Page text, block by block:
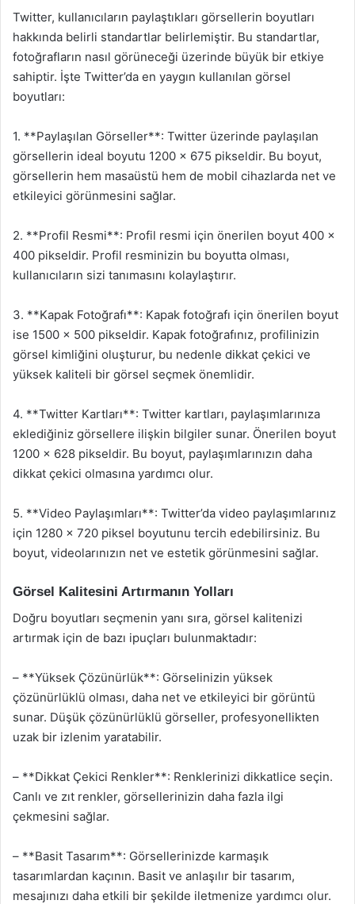
Twitter, kullanıcıların paylaştıkları görsellerin boyutları
hakkında belirli standartlar belirlemiştir. Bu standartlar,
fotoğrafların nasıl görüneceği üzerinde büyük bir etkiye
sahiptir. İşte Twitter’da en yaygın kullanılan görsel
boyutları:
1. **Paylaşılan Görseller**: Twitter üzerinde paylaşılan
görsellerin ideal boyutu 1200 x 675 pikseldir. Bu boyut,
görsellerin hem masaüstü hem de mobil cihazlarda net ve
etkileyici görünmesini sağlar.
2. **Profil Resmi**: Profil resmi için önerilen boyut 400 x
400 pikseldir. Profil resminizin bu boyutta olması,
kullanıcıların sizi tanımasını kolaylaştırır.
3. **Kapak Fotoğrafı**: Kapak fotoğrafı için önerilen boyut
ise 1500 x 500 pikseldir. Kapak fotoğrafınız, profilinizin
görsel kimliğini oluşturur, bu nedenle dikkat çekici ve
yüksek kaliteli bir görsel seçmek önemlidir.
4. **Twitter Kartları**: Twitter kartları, paylaşımlarınıza
eklediğiniz görsellere ilişkin bilgiler sunar. Önerilen boyut
1200 x 628 pikseldir. Bu boyut, paylaşımlarınızın daha
dikkat çekici olmasına yardımcı olur.
5. **Video Paylaşımları**: Twitter’da video paylaşımlarınız
için 1280 x 720 piksel boyutunu tercih edebilirsiniz. Bu
boyut, videolarınızın net ve estetik görünmesini sağlar.
Görsel Kalitesini Artırmanın Yolları
Doğru boyutları seçmenin yanı sıra, görsel kalitenizi
artırmak için de bazı ipuçları bulunmaktadır:
– **Yüksek Çözünürlük**: Görselinizin yüksek
çözünürlüklü olması, daha net ve etkileyici bir görüntü
sunar. Düşük çözünürlüklü görseller, profesyonellikten
uzak bir izlenim yaratabilir.
– **Dikkat Çekici Renkler**: Renklerinizi dikkatlice seçin.
Canlı ve zıt renkler, görsellerinizin daha fazla ilgi
çekmesini sağlar.
– **Basit Tasarım**: Görsellerinizde karmaşık
tasarımlardan kaçının. Basit ve anlaşılır bir tasarım,
mesajınızı daha etkili bir şekilde iletmenize yardımcı olur.